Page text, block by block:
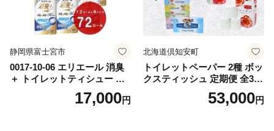
静岡県富士宮市
0017-10-06 エリエール 消臭
＋ トイレットティシュー し
っかり香るフレッシュクリア
の香り ダブル 12ロール×6パ
17,000円
北海道倶知安町
トイレットペーパー 2種 ボッ
クスティッシュ 定期便 全3
回 日本製 まとめ買い 防災
常備品 日用雑貨 消耗品 生活
53,000円